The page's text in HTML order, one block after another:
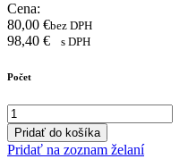
Cena:
80,00 €bez DPH
98,40 € s DPH
Počet
Pridať do košíka
Pridať na zoznam želaní